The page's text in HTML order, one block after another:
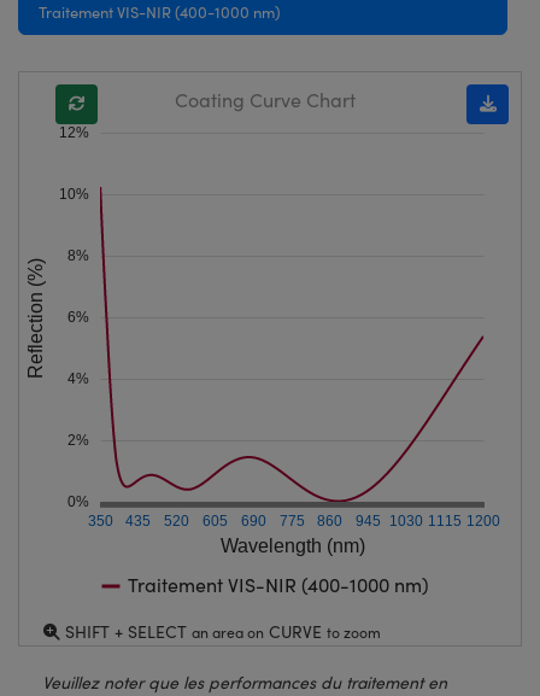
Traitement VIS-NIR (400-1000 nm)
Wavelength (nm)
350 435 520 605 690 775 860 945 1030 1115 1200
0%
2%
4%
6%
8%
10%
12%
Reflection (%)
Coating Curve Chart
Traitement VIS-NIR (400-1000 nm)
SHIFT + SELECT an area on CURVE to zoom
Veuillez noter que les performances du traitement en